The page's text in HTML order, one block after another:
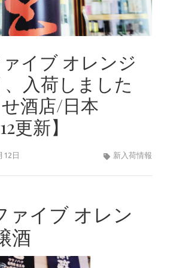
イブ オレンジ
入荷しました
せ酒店/日本
更新】
12日 新入荷情報
ァイブ オレン
酒